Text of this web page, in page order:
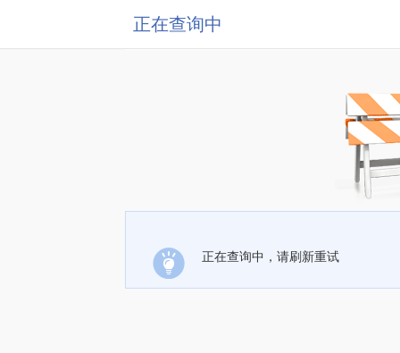
正在查询中
正在查询中，请刷新重试